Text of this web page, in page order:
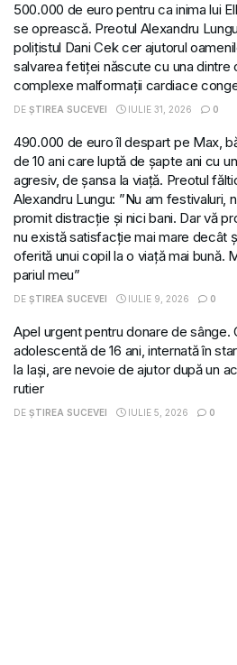
500.000 de euro pentru ca inima lui
se oprească. Preotul Alexandru
polițistul Dani Cek cer ajutorul
salvarea fetiței născute cu una dintre
complexe malformații cardiace
DE ȘTIREA SUCEVEI IULIE 31, 2026 0
490.000 de euro îl despart pe Max,
de 10 ani care luptă de șapte ani cu
agresiv, de șansa la viață. Preotul
Alexandru Lungu: ”Nu am festivaluri,
promit distracție și nici bani. Dar vă
nu există satisfacție mai mare decât
oferită unui copil la o viață mai bună.
pariul meu”
DE ȘTIREA SUCEVEI IULIE 9, 2026 0
Apel urgent pentru donare de sânge.
adolescentă de 16 ani, internată în
la Iași, are nevoie de ajutor după un
rutier
DE ȘTIREA SUCEVEI IULIE 5, 2026 0